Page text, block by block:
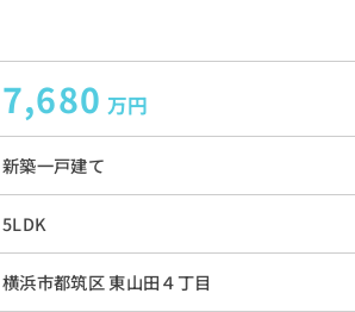
7,680 万円
新築一戸建て
5LDK
横浜市都筑区 東山田４丁目